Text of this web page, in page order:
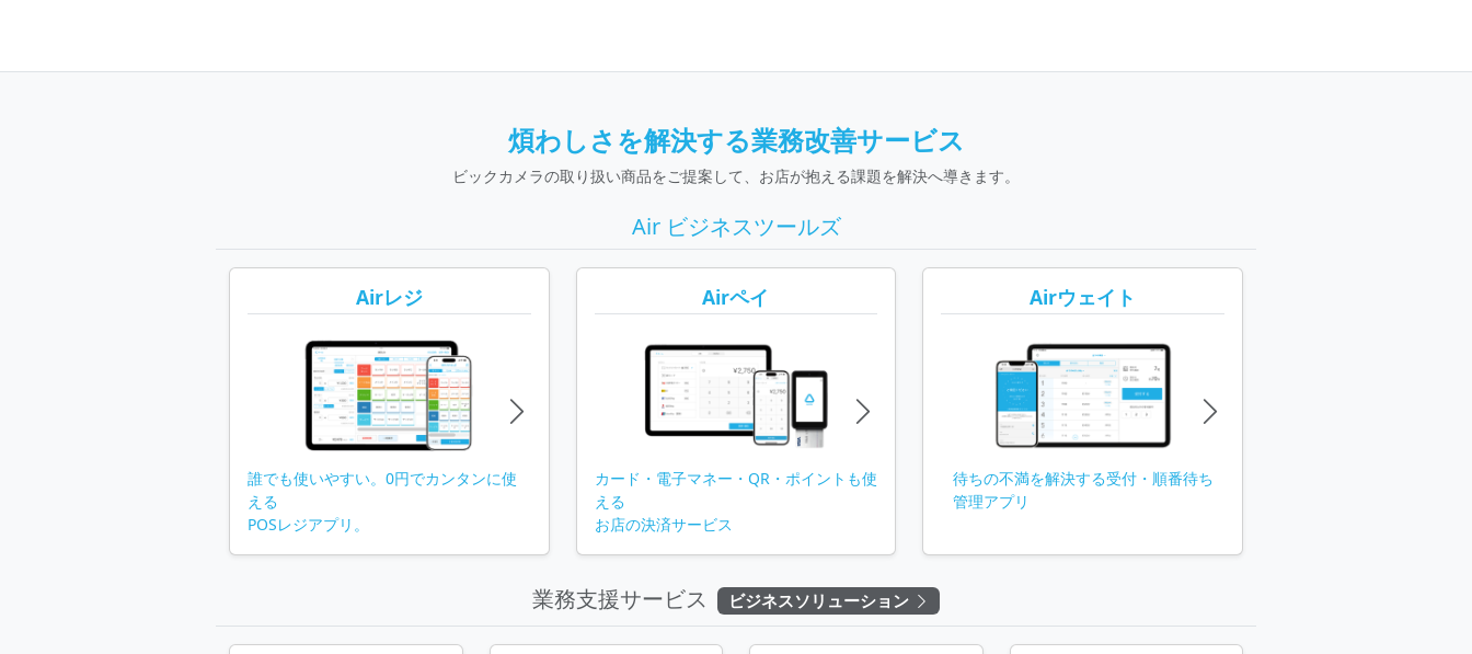
煩わしさを解決する業務改善サービス
ビックカメラの取り扱い商品をご提案して、お店が抱える課題を解決へ導きます。
Air ビジネスツールズ
Airレジ
誰でも使いやすい。0円でカンタンに使
える
POSレジアプリ。
Airペイ
カード・電子マネー・QR・ポイントも使
える
お店の決済サービス
Airウェイト
待ちの不満を解決する受付・順番待ち
管理アプリ
業務支援サービス ビジネスソリューション